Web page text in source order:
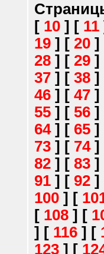
[ 10 ] [ 11
19 ] [ 20 ]
28 ] [ 29 ]
37 ] [ 38 ]
46 ] [ 47 ]
55 ] [ 56 ]
64] [ 65 ]
73 ] [ 74]
82 ] [ 83 ]
91 ] [ 92 ]
100 ] [
[ 108 ] [
] [ 116 ] [
123 ] [